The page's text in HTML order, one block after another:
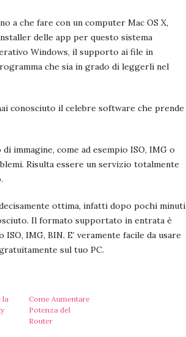
a che fare con un computer Mac OS X,
delle app per questo sistema
Windows, il supporto ai file in
che sia in grado di leggerli nel
conosciuto il celebre software che prende
immagine, come ad esempio ISO, IMG o
Risulta essere un servizio totalmente
ottima, infatti dopo pochi minuti
Il formato supportato in entrata è
IMG, BIN. E’ veramente facile da usare
sul tuo PC.
la
Come Aumentare
Potenza del
Router